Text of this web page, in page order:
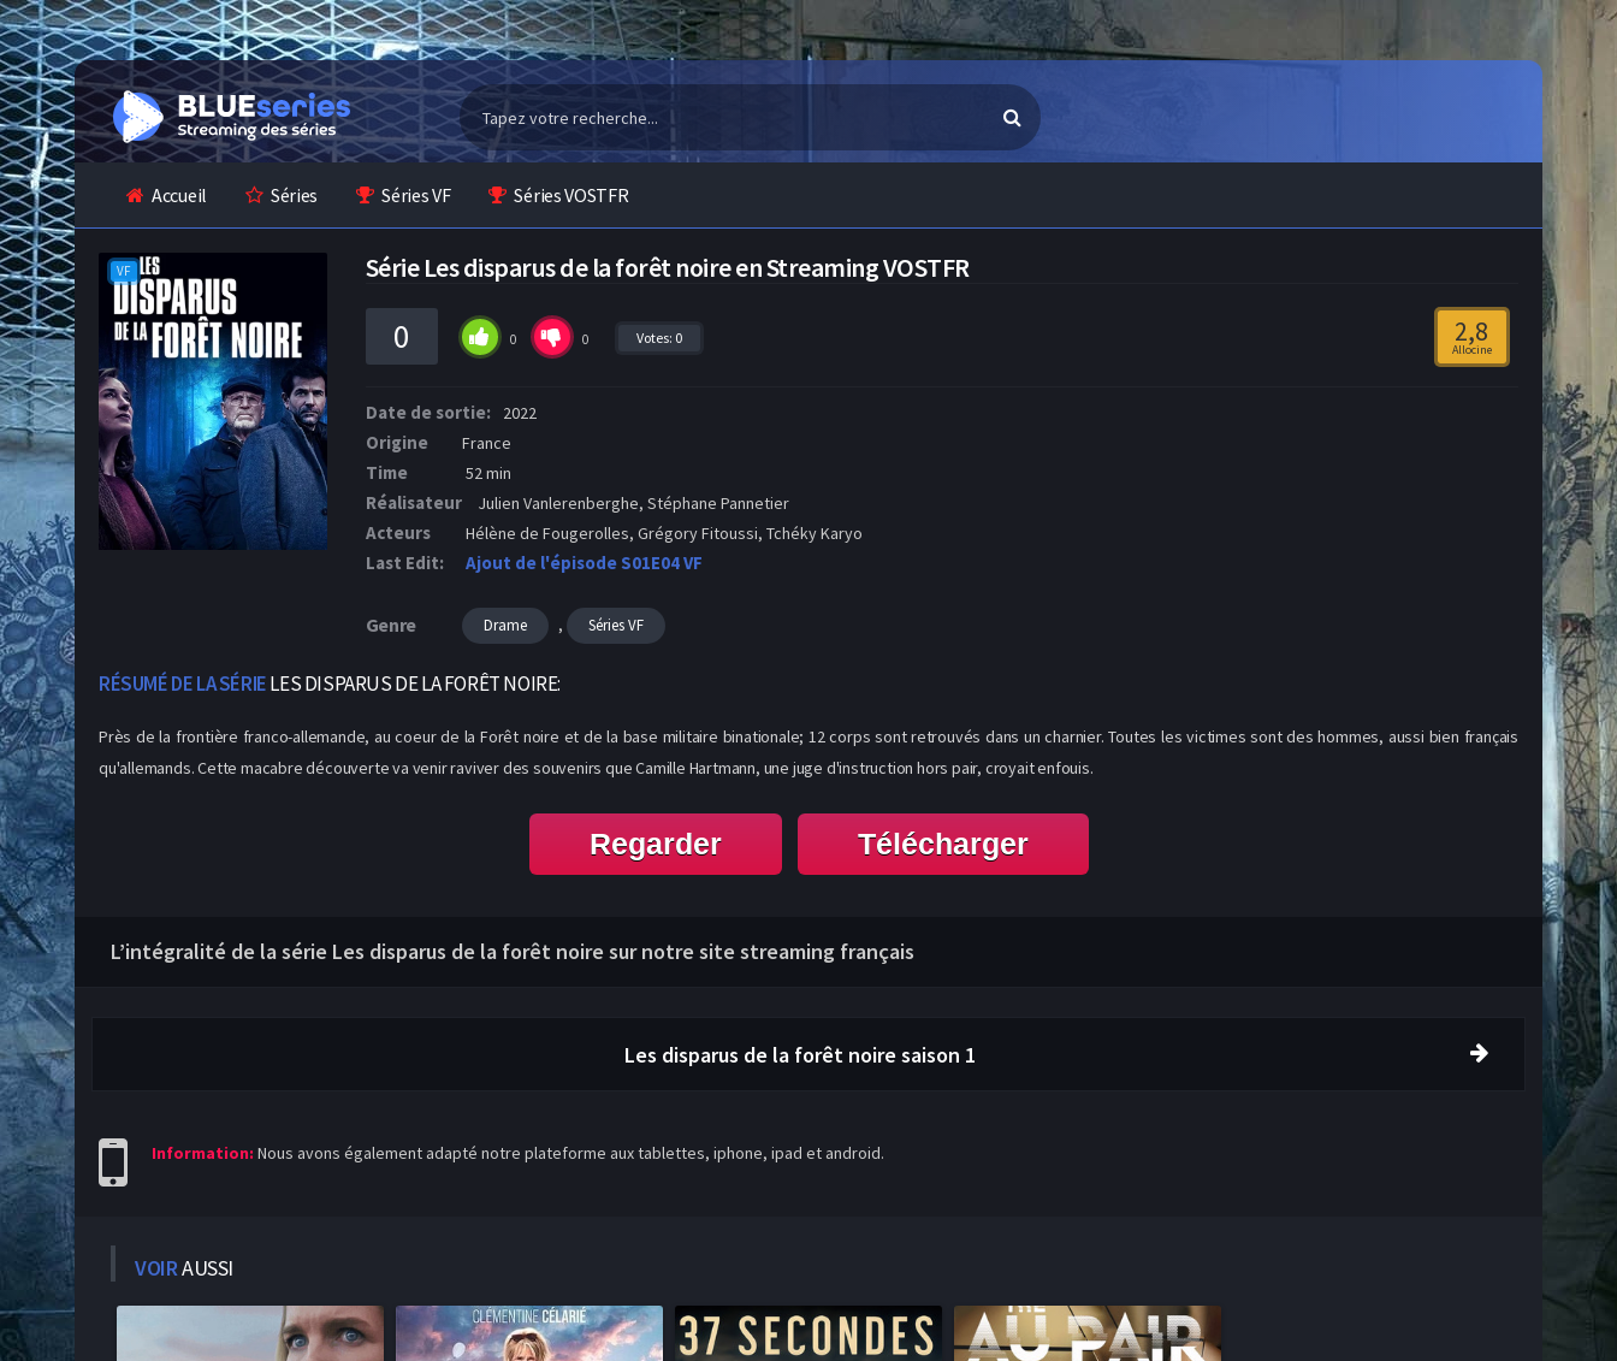
Accueil Séries Séries VF Séries VOSTFR
VF Série Les disparus de la forêt noire en Streaming VOSTFR
0 0 0 Votes: 0 2,8
Allocine
Date de sortie: 2022
Origine France
Time 52 min
Réalisateur Julien Vanlerenberghe, Stéphane Pannetier
Acteurs Hélène de Fougerolles, Grégory Fitoussi, Tchéky Karyo
Last Edit: Ajout de l'épisode S01E04 VF
Genre Drame , Séries VF
RÉSUMÉ DE LA SÉRIELES DISPARUS DE LA FORÊT NOIRE:
Près de la frontière franco-allemande, au coeur de la Forêt noire et de la base militaire binationale; 12 corps sont retrouvés dans un charnier. Toutes les victimes sont des hommes, aussi bien français
qu'allemands. Cette macabre découverte va venir raviver des souvenirs que Camille Hartmann, une juge d'instruction hors pair, croyait enfouis.
Regarder Télécharger
L’intégralité de la série Les disparus de la forêt noire sur notre site streaming français
Les disparus de la forêt noire saison 1
Information: Nous avons également adapté notre plateforme aux tablettes, iphone, ipad et android.
VOIRAUSSI